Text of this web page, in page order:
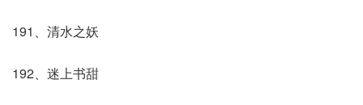
191、清水之妖
192、迷上书甜